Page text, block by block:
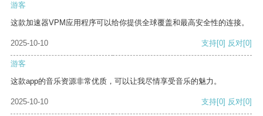
游客
这款加速器VPM应用程序可以给你提供全球覆盖和最高安全性的连接。
2025-10-10 支持[0] 反对[0]
游客
这款app的音乐资源非常优质，可以让我尽情享受音乐的魅力。
2025-10-10 支持[0] 反对[0]